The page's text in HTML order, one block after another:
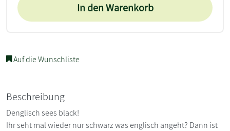
In den Warenkorb
Auf die Wunschliste
Beschreibung
Denglisch sees black!
Ihr seht mal wieder nur schwarz was englisch angeht? Dann ist